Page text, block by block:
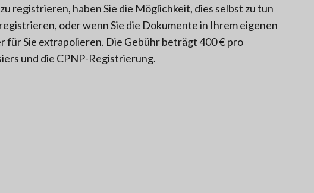
registrieren, haben Sie die Möglichkeit, dies selbst zu tun
oder wenn Sie die Dokumente in Ihrem eigenen
für Sie extrapolieren. Die Gebühr beträgt 400 € pro
und die CPNP-Registrierung.